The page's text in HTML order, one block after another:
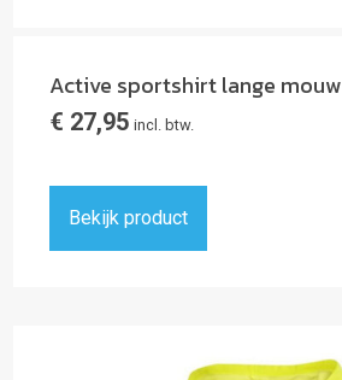
Active sportshirt lange mouw
€ 27,95 incl. btw.
Bekijk product